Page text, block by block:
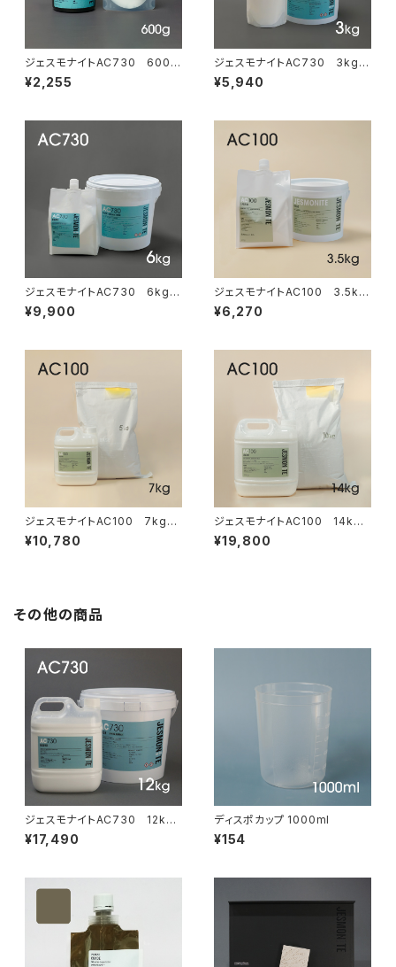
ジェスモナイトAC730 600g
セット（ソフトナー付）
¥2,255
ジェスモナイトAC730 3kgセ
ット
¥5,940
ジェスモナイトAC730 6kgセ
ット
¥9,900
ジェスモナイトAC100 3.5kg
セット
¥6,270
ジェスモナイトAC100 7kgセ
ット
¥10,780
ジェスモナイトAC100 14kg
セット
¥19,800
その他の商品
ジェスモナイトAC730 12kg
セット
¥17,490
ディスポカップ 1000ml
¥154